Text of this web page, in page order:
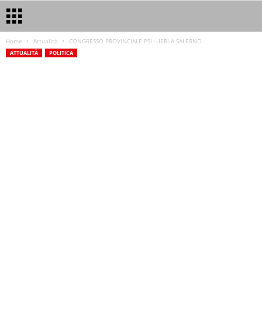
Home Attualità CONGRESSO PROVINCIALE PSI – IERI A SALERNO
ATTUALITÀ POLITICA